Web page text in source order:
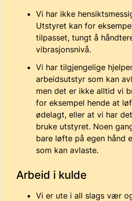
Vi har ikke
Utstyret kan for
tilpasset, tungt å
vibrasjonsnivå.
Vi har tilgjengelige
arbeidsutstyr som kan
men det er ikke alltid vi
for eksempel hende at
ødelagt, eller at vi har
bruke utstyret. Noen
bare løfte på egen hånd
som kan avlaste.
Arbeid i kulde
Vi er ute i all slags vær